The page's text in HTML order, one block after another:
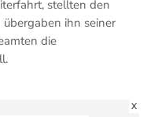
stellten den
übergaben ihn seiner
die
X